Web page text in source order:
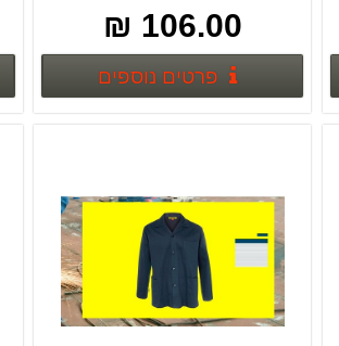
106.00 ₪
פרטים נוספים